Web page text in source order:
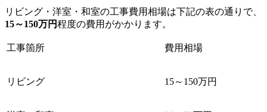
リビング・洋室・和室の工事費用相場は下記の表の通りで、
15～150万円程度の費用がかかります。
工事箇所 費用相場
リビング 15～150万円